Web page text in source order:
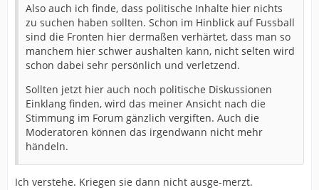
Also auch ich finde, dass politische Inhalte hier nichts
zu suchen haben sollten. Schon im Hinblick auf Fussball
sind die Fronten hier dermaßen verhärtet, dass man so
manchem hier schwer aushalten kann, nicht selten wird
schon dabei sehr persönlich und verletzend.
Sollten jetzt hier auch noch politische Diskussionen
Einklang finden, wird das meiner Ansicht nach die
Stimmung im Forum gänzlich vergiften. Auch die
Moderatoren können das irgendwann nicht mehr
händeln.
Ich verstehe. Kriegen sie dann nicht ausge-merzt.